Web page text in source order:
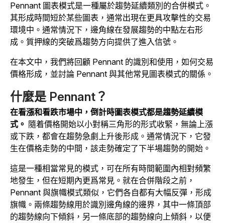
Pennant 圖表模式是一種屬於趨勢延續類別的合併模式。
其形成時間短於某些圖表，通常出現在更具攻擊性的交易
環境中。通常情況下，邊角線在發展趨勢的中點左右形
成。質押線的突破爲趨勢方向提供了進入信號。
在本文中，我們將回顧 Pennant 的識別和使用，如何交易
價格形成，並討論 Pennant 與其他常見圖表模式的關係。
什麼是 Pennant？
在看漲和看跌市場中，倒計時圖表模式都是趨勢延續模
式。 隨着價格開始以小對稱三角形的形式收緊，無論上漲
或下跌，都會在趨勢急劇上升後形成。通常情況下，它發
生在價格走勢的中間，該走勢確定了下半場趨勢的開始。
這是一種相當常見的模式，可在所有時間範圍內相對頻繁
地發生，但在短期內更爲常見。就在合併階段之前，
Pennant 與旗幟模式類似，它們各自都有大幅反彈，形成
旗幟。兩條趨勢線用於識別邊角線的邊界，其中一條頂部
的趨勢線向下傾斜，另一條底部的趨勢線向上傾斜，以便